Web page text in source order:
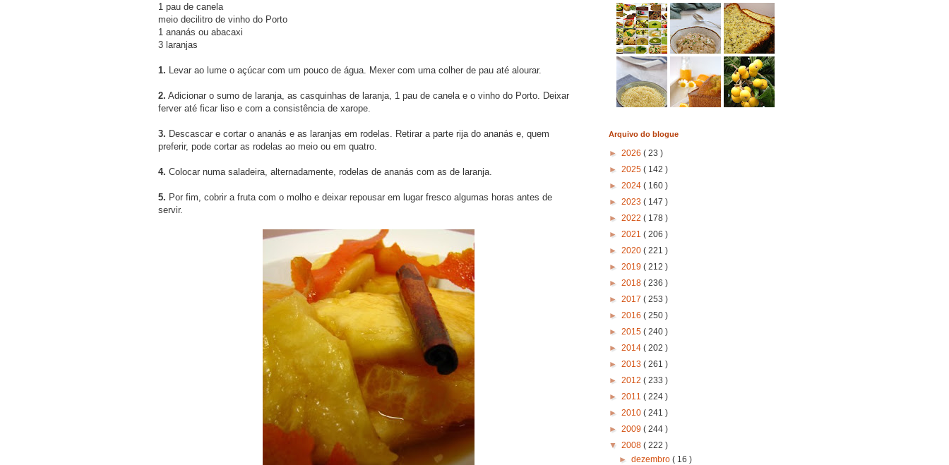
1 pau de canela
meio decilitro de vinho do Porto
1 ananás ou abacaxi
3 laranjas
1. Levar ao lume o açúcar com um pouco de água. Mexer com uma colher de pau até alourar.
2. Adicionar o sumo de laranja, as casquinhas de laranja, 1 pau de canela e o vinho do Porto. Deixar
ferver até ficar liso e com a consistência de xarope.
3. Descascar e cortar o ananás e as laranjas em rodelas. Retirar a parte rija do ananás e, quem
preferir, pode cortar as rodelas ao meio ou em quatro.
4. Colocar numa saladeira, alternadamente, rodelas de ananás com as de laranja.
5. Por fim, cobrir a fruta com o molho e deixar repousar em lugar fresco algumas horas antes de
servir.
Arquivo do blogue
► 2026 ( 23 )
► 2025 ( 142 )
► 2024 ( 160 )
► 2023 ( 147 )
► 2022 ( 178 )
► 2021 ( 206 )
► 2020 ( 221 )
► 2019 ( 212 )
► 2018 ( 236 )
► 2017 ( 253 )
► 2016 ( 250 )
► 2015 ( 240 )
► 2014 ( 202 )
► 2013 ( 261 )
► 2012 ( 233 )
► 2011 ( 224 )
► 2010 ( 241 )
► 2009 ( 244 )
▼ 2008 ( 222 )
►dezembro( 16 )